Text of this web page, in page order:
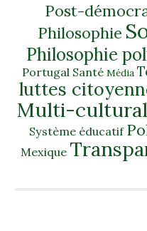
Post-
Philosophie
Philosophie
Portugal Santé Média
luttes
Multi-
Système éducatif
Mexique